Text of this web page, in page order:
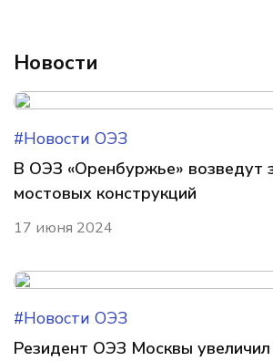
Новости
#Новости ОЭЗ
В ОЭЗ «Оренбуржье» возведут
мостовых конструкций
17 июня 2024
#Новости ОЭЗ
Резидент ОЭЗ Москвы